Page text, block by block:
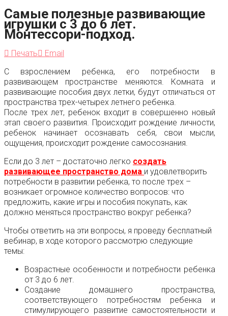
Самые полезные развивающие
игрушки с 3 до 6 лет.
Монтессори-подход.
Печать
Email
С взрослением ребенка, его потребности в
развивающем пространстве меняются. Комната и
развивающие пособия двух летки, будут отличаться от
пространства трех-четырех летнего ребенка.
После трех лет, ребенок входит в совершенно новый
этап своего развития. Происходит рождение личности,
ребенок начинает осознавать себя, свои мысли,
ощущения, происходит рождение самосознания.
Если до 3 лет – достаточно легко создать
развивающее пространство дома и удовлетворить
потребности в развитии ребенка, то после трех –
возникает огромное количество вопросов: что
предложить, какие игры и пособия покупать, как
должно меняться пространство вокруг ребенка?
Чтобы ответить на эти вопросы, я проведу бесплатный
вебинар, в ходе которого рассмотрю следующие
темы:
Возрастные особенности и потребности ребенка
от 3 до 6 лет.
Создание домашнего пространства,
соответствующего потребностям ребенка и
стимулирующего развитие самостоятельности и